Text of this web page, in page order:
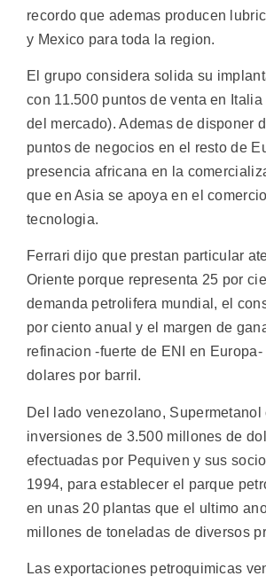
recordo que ademas producen
y Mexico para toda la region.
El grupo considera solida su
con 11.500 puntos de venta en
del mercado). Ademas de disponer
puntos de negocios en el resto de
presencia africana en la
que en Asia se apoya en el
tecnologia.
Ferrari dijo que prestan particular
Oriente porque representa 25 por
demanda petrolifera mundial, el
por ciento anual y el margen de
refinacion -fuerte de ENI en Europa-
dolares por barril.
Del lado venezolano, Supermetanol
inversiones de 3.500 millones de
efectuadas por Pequiven y sus
1994, para establecer el parque
en unas 20 plantas que el ultimo
millones de toneladas de diversos
Las exportaciones petroquimicas